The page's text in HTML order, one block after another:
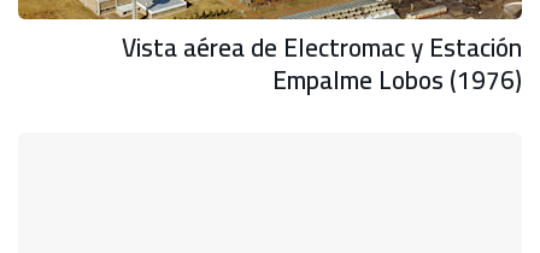
Vista aérea de Electromac y Estación
Empalme Lobos (1976)